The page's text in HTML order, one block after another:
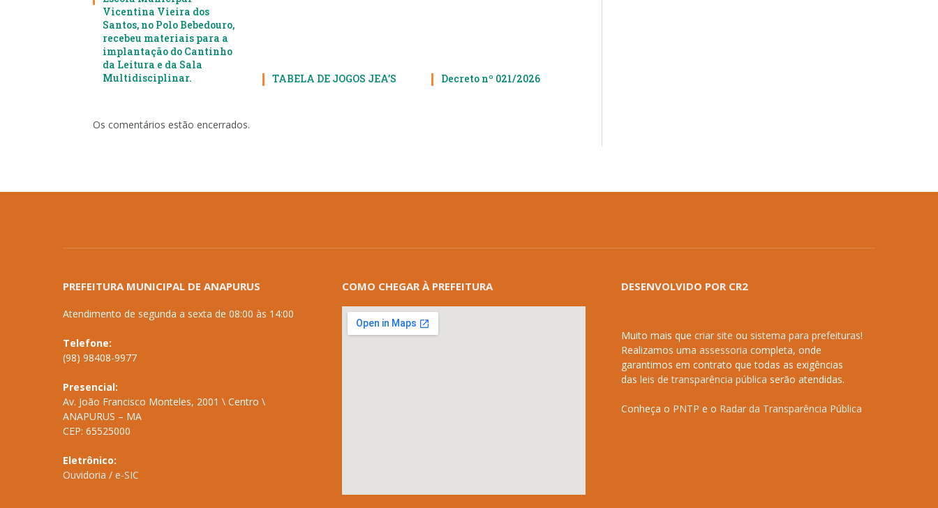
Vicentina Vieira dos
Santos, no Polo Bebedouro,
recebeu materiais para a
implantação do Cantinho
da Leitura e da Sala
Multidisciplinar.
TABELA DE JOGOS JEA’S Decreto nº 021/2026
Os comentários estão encerrados.
PREFEITURA MUNICIPAL DE ANAPURUS
Atendimento de segunda a sexta de 08:00 às 14:00
Telefone:
(98) 98408-9977
Presencial:
Av. João Francisco Monteles, 2001 \ Centro \
ANAPURUS – MA
CEP: 65525000
Eletrônico:
Ouvidoria / e-SIC
COMO CHEGAR À PREFEITURA DESENVOLVIDO POR CR2
Muito mais que criar site ou sistema para prefeituras!
Realizamos uma assessoria completa, onde
garantimos em contrato que todas as exigências
das leis de transparência pública serão atendidas.
Conheça o PNTP e o Radar da Transparência Pública